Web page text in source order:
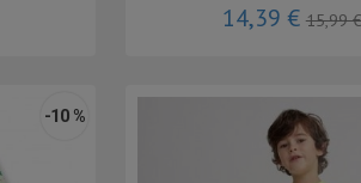
14,39 € 15,99 €
-10 %